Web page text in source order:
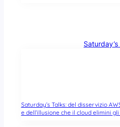
Saturday’s Talks: del disservizio
e dell’illusione che il cloud elimini gli